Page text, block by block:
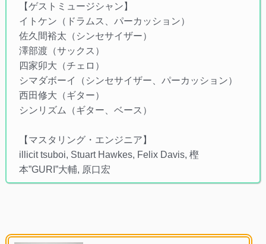
【ゲストミュージシャン】
イトケン（ドラムス、パーカッション）
佐久間裕太（シンセサイザー）
澤部渡（サックス）
四家卯大（チェロ）
シマダボーイ（シンセサイザー、パーカッション）
西田修大（ギター）
シンリズム（ギター、ベース）
【マスタリング・エンジニア】
illicit tsuboi, Stuart Hawkes, Felix Davis, 樫
本”GURI”大輔, 原口宏